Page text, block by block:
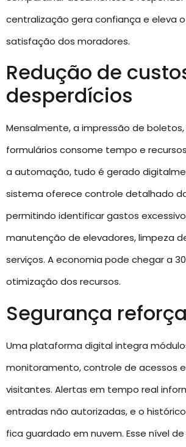
centralização gera confiança e eleva
satisfação dos moradores.
Redução de
desperdícios
Mensalmente, a impressão de
formulários consome tempo e
a automação, tudo é gerado
sistema oferece controle detalhado
permitindo identificar gastos
manutenção de elevadores, limpeza
serviços. A economia pode chegar a
otimização dos recursos.
Segurança
Uma plataforma digital integra
monitoramento, controle de acessos
visitantes. Alertas em tempo real
entradas não autorizadas, e o
fica guardado em nuvem. Esse nível